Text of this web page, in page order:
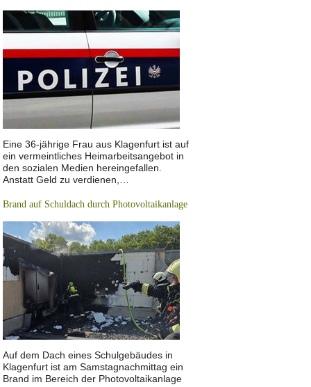
Eine 36-jährige Frau aus Klagenfurt ist auf
ein vermeintliches Heimarbeitsangebot in
den sozialen Medien hereingefallen.
Anstatt Geld zu verdienen,…
Brand auf Schuldach durch Photovoltaikanlage
Auf dem Dach eines Schulgebäudes in
Klagenfurt ist am Samstagnachmittag ein
Brand im Bereich der Photovoltaikanlage